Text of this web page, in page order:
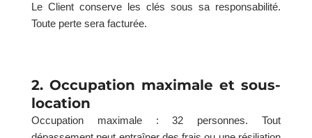
Le Client conserve les clés sous sa responsabilité.
Toute perte sera facturée.
2. Occupation maximale et sous-
location
Occupation maximale : 32 personnes. Tout